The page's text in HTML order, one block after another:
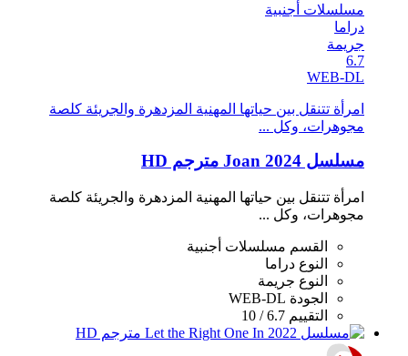
مسلسلات أجنبية
دراما
جريمة
6.7
WEB-DL
امرأة تتنقل بين حياتها المهنية المزدهرة والجريئة كلصة
مجوهرات، وكل ...
مسلسل Joan 2024 مترجم HD
امرأة تتنقل بين حياتها المهنية المزدهرة والجريئة كلصة
مجوهرات، وكل ...
القسم مسلسلات أجنبية
النوع دراما
النوع جريمة
الجودة WEB-DL
التقييم 6.7 / 10